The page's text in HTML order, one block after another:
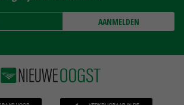
AANMELDEN